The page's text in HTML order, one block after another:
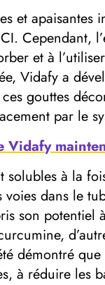
et
Cependant,
et à
Vidafy a
gouttes
par le
Vidafy
à la
dans le
son potentiel
démontré
à réduire les